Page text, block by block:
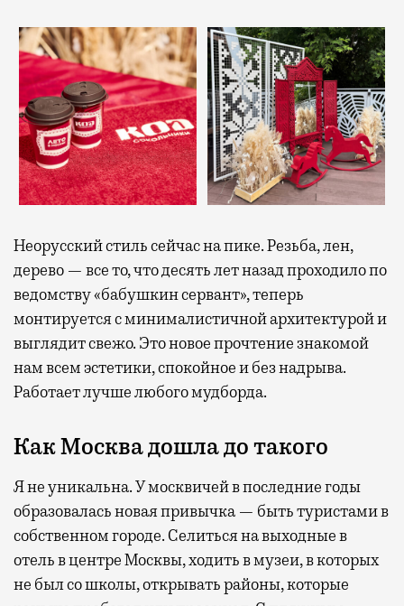
Неорусский стиль сейчас на пике. Резьба, лен,
дерево — все то, что десять лет назад проходило по
ведомству «бабушкин сервант», теперь
монтируется с минималистичной архитектурой и
выглядит свежо. Это новое прочтение знакомой
нам всем эстетики, спокойное и без надрыва.
Работает лучше любого мудборда.
Как Москва дошла до такого
Я не уникальна. У москвичей в последние годы
образовалась новая привычка — быть туристами в
собственном городе. Селиться на выходные в
отель в центре Москвы, ходить в музеи, в которых
не был со школы, открывать районы, которые